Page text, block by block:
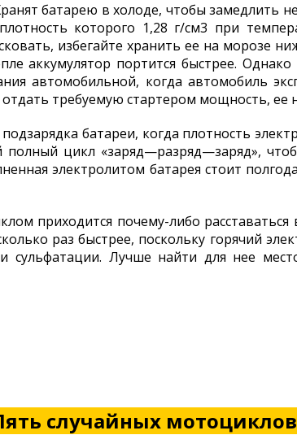
батарею в холоде, чтобы замедлить
которого 1,28 г/см3 при
избегайте хранить ее на морозе
аккумулятор портится быстрее.
автомобильной, когда автомобиль
отдать требуемую стартером мощность,
батареи, когда плотность
цикл «заряд—разряд—заряд»,
электролитом батарея стоит
приходится почему-либо
раз быстрее, поскольку горячий
сульфатации. Лучше найти для нее
случайных